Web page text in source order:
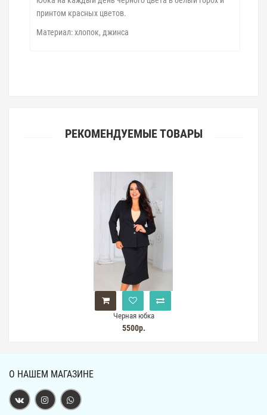
принтом красных цветов.
Материал: хлопок, джинса
РЕКОМЕНДУЕМЫЕ ТОВАРЫ
Черная юбка
5500р.
О НАШЕМ МАГАЗИНЕ